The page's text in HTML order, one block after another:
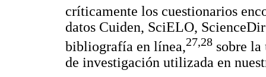
críticamente los cuestionarios
datos Cuiden, SciELO,
bibliografía en línea,27,28 sobre
de investigación utilizada en